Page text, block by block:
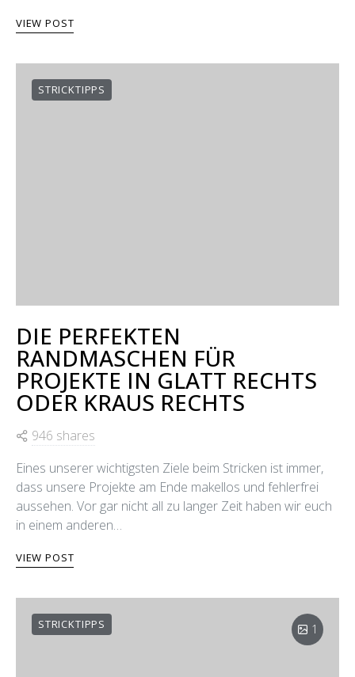
VIEW POST
STRICKTIPPS
DIE PERFEKTEN
RANDMASCHEN FÜR
PROJEKTE IN GLATT RECHTS
ODER KRAUS RECHTS
946 shares
Eines unserer wichtigsten Ziele beim Stricken ist immer,
dass unsere Projekte am Ende makellos und fehlerfrei
aussehen. Vor gar nicht all zu langer Zeit haben wir euch
in einem anderen…
VIEW POST
STRICKTIPPS 1